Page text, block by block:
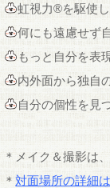
虹視力®︎を駆使
何にも遠慮せず
もっと自分を表
内外面から独自
自分の個性を見
＊メイク＆撮影は
＊対面場所の詳細